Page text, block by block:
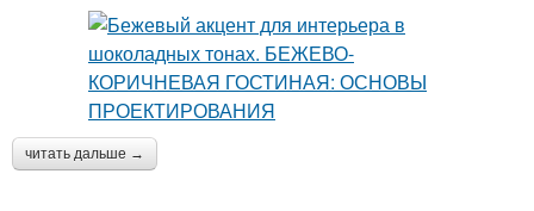
читать дальше →